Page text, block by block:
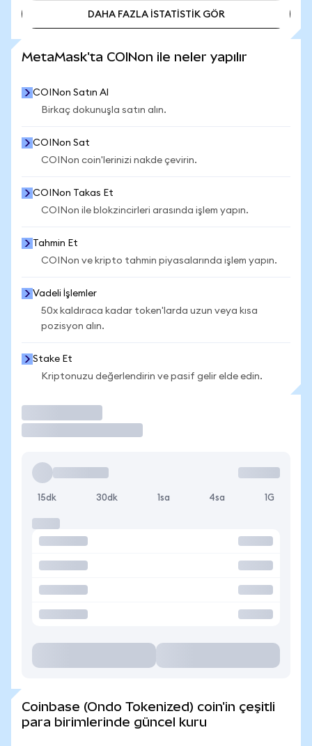
DAHA FAZLA İSTATİSTİK GÖR
MetaMask'ta COINon ile neler yapılır
COINon Satın Al
Birkaç dokunuşla satın alın.
COINon Sat
COINon coin'lerinizi nakde çevirin.
COINon Takas Et
COINon ile blokzincirleri arasında işlem yapın.
Tahmin Et
COINon ve kripto tahmin piyasalarında işlem yapın.
Vadeli İşlemler
50x kaldıraca kadar token'larda uzun veya kısa
pozisyon alın.
Stake Et
Kriptonuzu değerlendirin ve pasif gelir elde edin.
15dk 30dk 1sa 4sa 1G
Coinbase (Ondo Tokenized) coin'in çeşitli
para birimlerinde güncel kuru